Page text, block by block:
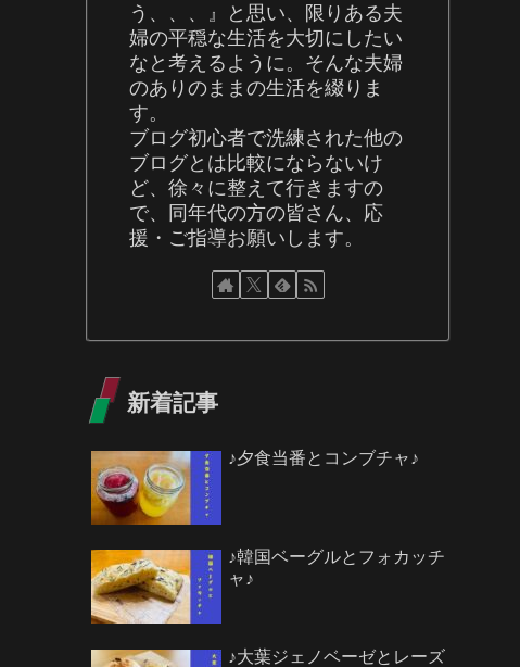
う、、、』と思い、限りある夫
婦の平穏な生活を大切にしたい
なと考えるように。そんな夫婦
のありのままの生活を綴りま
す。
ブログ初心者で洗練された他の
ブログとは比較にならないけ
ど、徐々に整えて行きますの
で、同年代の方の皆さん、応
援・ご指導お願いします。
新着記事
♪夕食当番とコンブチャ♪
♪韓国ベーグルとフォカッチ
ャ♪
♪大葉ジェノベーゼとレーズ